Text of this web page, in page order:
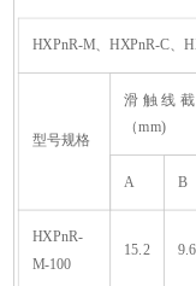
HXPnR-M、HXPnR-C、
型号规格
滑触线
（mm)
A B
HXPnR-
M-100
15.2 9.6